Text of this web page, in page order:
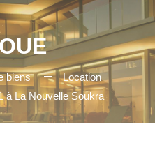
biens
Location
à La Nouvelle Soukra